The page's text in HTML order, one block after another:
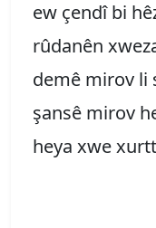
ew çendî bi
rûdanên
demê mirov li
şansê mirov
heya xwe